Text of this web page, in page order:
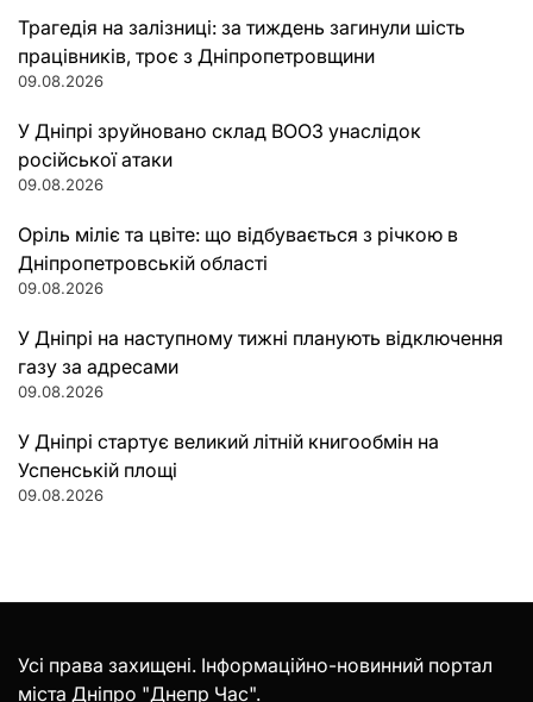
Трагедія на залізниці: за тиждень загинули шість
працівників, троє з Дніпропетровщини
09.08.2026
У Дніпрі зруйновано склад ВООЗ унаслідок
російської атаки
09.08.2026
Оріль міліє та цвіте: що відбувається з річкою в
Дніпропетровській області
09.08.2026
У Дніпрі на наступному тижні планують відключення
газу за адресами
09.08.2026
У Дніпрі стартує великий літній книгообмін на
Успенській площі
09.08.2026
Усі права захищені. Інформаційно-новинний портал
міста Дніпро "Днепр Час".